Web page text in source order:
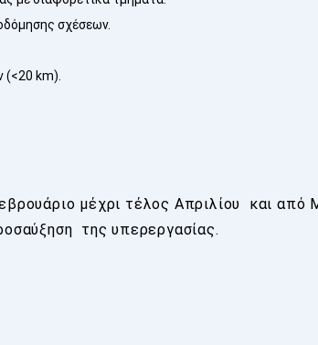
σχέσεων.
(<20 km).
μέχρι τέλος Απριλίου και από
της υπερεργασίας.